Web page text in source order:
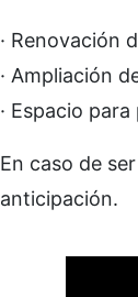
· Renovación
· Ampliación
· Espacio
En caso de
anticipación.